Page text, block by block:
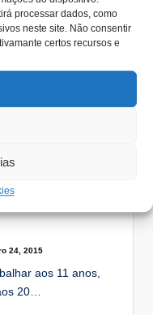
processar dados, como
neste site. Não consentir
certos recursos e
se faz pela
24, 2015
aos 11 anos,
20…